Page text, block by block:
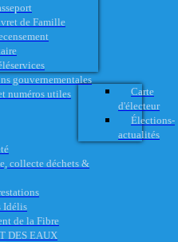
de Famille
gouvernementales
numéros utiles
Carte
d'électeur
Élections-
actualités
collecte déchets &
Idélis
de la Fibre
DES EAUX